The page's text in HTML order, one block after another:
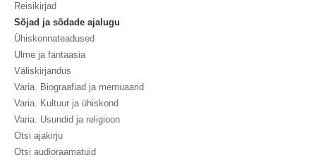
Reisikirjad
Sõjad ja sõdade ajalugu
Ühiskonnateadused
Ulme ja fantaasia
Väliskirjandus
Varia. Biograafiad ja memuaarid
Varia. Kultuur ja ühiskond
Varia. Usundid ja religioon
Otsi ajakirju
Otsi audioraamatuid